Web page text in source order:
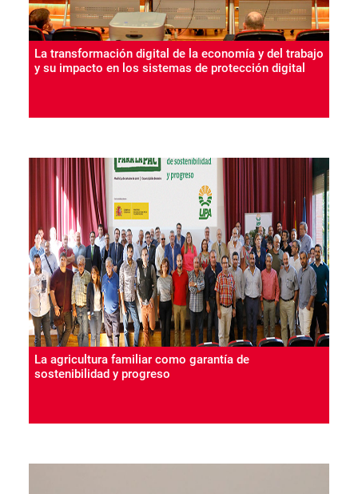
La transformación digital de la economía y del trabajo
y su impacto en los sistemas de protección digital
La agricultura familiar como garantía de
sostenibilidad y progreso